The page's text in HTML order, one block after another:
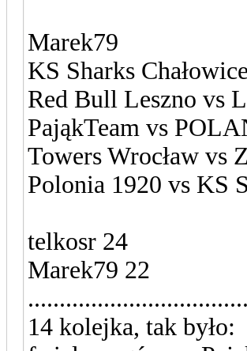
Marek79
KS Sharks
Red Bull Leszno vs
PająkTeam vs
Towers Wrocław vs
Polonia 1920 vs KS
telkosr 24
Marek79 22
14 kolejka, tak było: